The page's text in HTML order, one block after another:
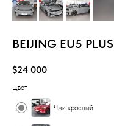
BEIJING EU5 PLUS
$24 000
Цвет
Чжи красный